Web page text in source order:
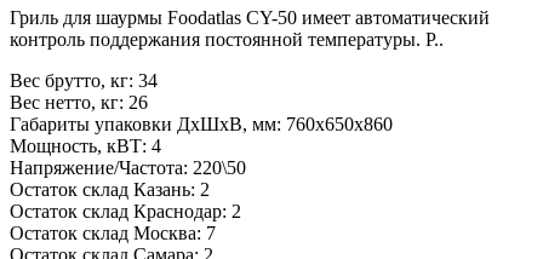
Гриль для шаурмы Foodatlas CY-50 имеет автоматический
контроль поддержания постоянной температуры. Р..
Вес брутто, кг: 34
Вес нетто, кг: 26
Габариты упаковки ДхШхВ, мм: 760х650х860
Мощность, кВТ: 4
Напряжение/Частота: 220\50
Остаток склад Казань: 2
Остаток склад Краснодар: 2
Остаток склад Москва: 7
Остаток склад Самара: 2